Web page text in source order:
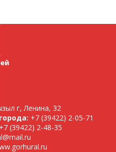
г, Ленина, 32
+7 (39422) 2-05-71
+7 (39422) 2-48-35